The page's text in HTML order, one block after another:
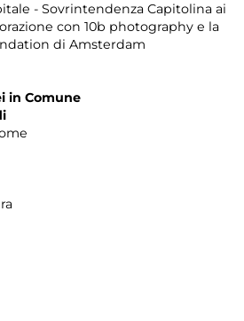
- Sovrintendenza Capitolina ai
con 10b photography e la
di Amsterdam
in Comune